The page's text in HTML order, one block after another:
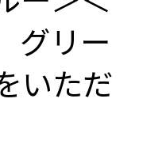
グリー
いただ